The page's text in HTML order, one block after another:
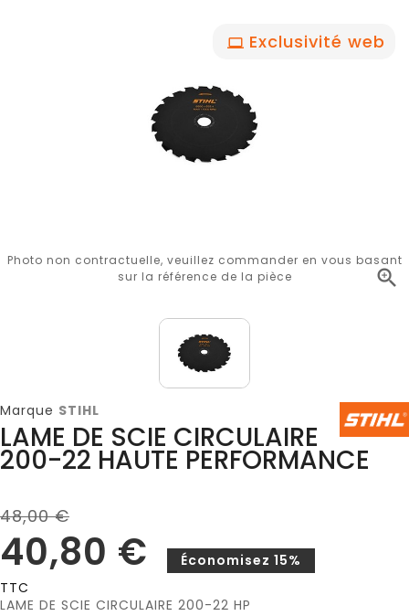
Exclusivité web

Photo non contractuelle, veuillez commander en vous basant
sur la référence de la pièce
Marque STIHL
LAME DE SCIE CIRCULAIRE
200-22 HAUTE PERFORMANCE
48,00 €
40,80 €
Économisez 15%
TTC
LAME DE SCIE CIRCULAIRE 200-22 HP